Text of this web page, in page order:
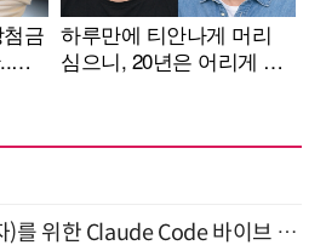
"모든 담당자(비개발자)를 위한 Claude Code 바이브 코딩 2-day 부트캠프" 9월 16~17일 개최